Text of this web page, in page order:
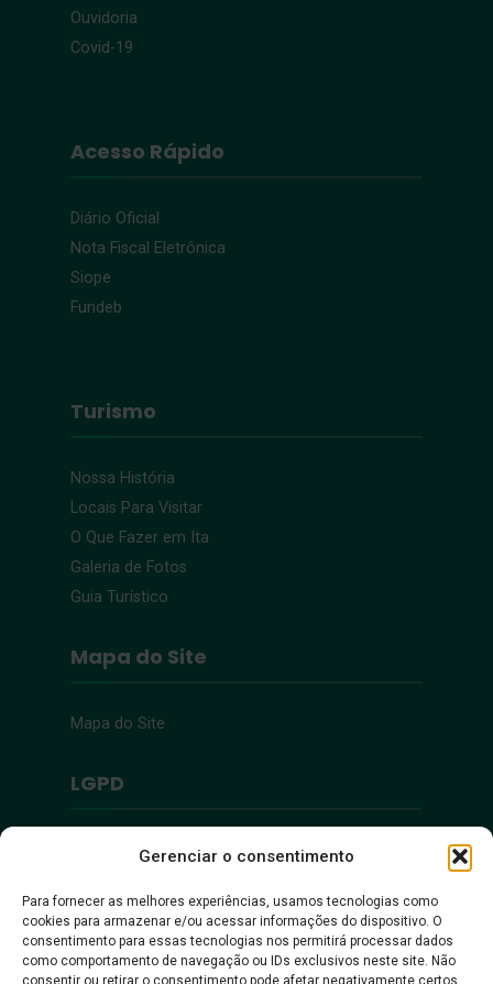
Gerenciar o consentimento
Para fornecer as melhores experiências, usamos tecnologias como
cookies para armazenar e/ou acessar informações do dispositivo. O
consentimento para essas tecnologias nos permitirá processar dados
como comportamento de navegação ou IDs exclusivos neste site. Não
consentir ou retirar o consentimento pode afetar negativamente certos
Ouvidoria
Covid-19
Acesso Rápido
Diário Oficial
Nota Fiscal Eletrônica
Siope
Fundeb
Turismo
Nossa História
Locais Para Visitar
O Que Fazer em Ita
Galeria de Fotos
Guia Turístico
Mapa do Site
Mapa do Site
LGPD
Política de Privacidade
Acessibilidade
Acessibilidade